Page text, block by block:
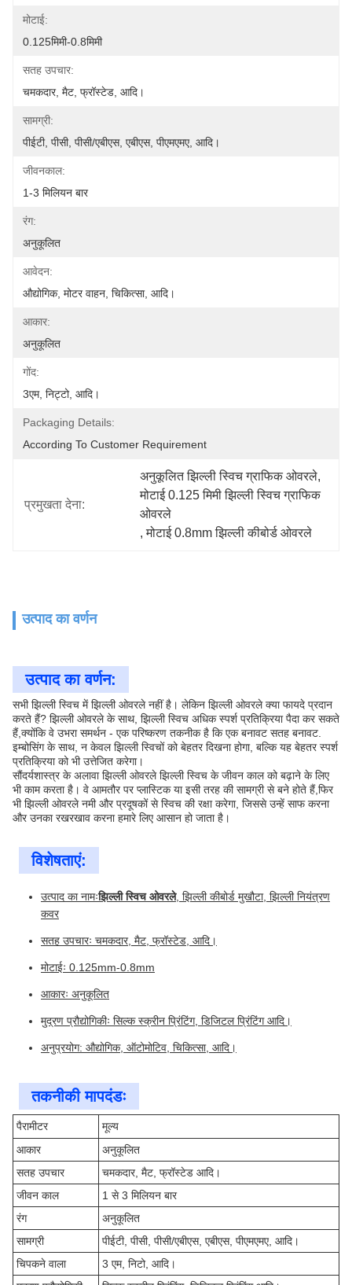
मोटाई:
0.125मिमी-0.8मिमी
सतह उपचार:
चमकदार, मैट, फ्रॉस्टेड, आदि।
सामग्री:
पीईटी, पीसी, पीसी/एबीएस, एबीएस, पीएमएमए, आदि।
जीवनकाल:
1-3 मिलियन बार
रंग:
अनुकूलित
आवेदन:
औद्योगिक, मोटर वाहन, चिकित्सा, आदि।
आकार:
अनुकूलित
गोंद:
3एम, निट्टो, आदि।
Packaging Details:
According To Customer Requirement
प्रमुखता देना:
अनुकूलित झिल्ली स्विच ग्राफिक ओवरले,
मोटाई 0.125 मिमी झिल्ली स्विच ग्राफिक
ओवरले
, मोटाई 0.8mm झिल्ली कीबोर्ड ओवरले
उत्पाद का वर्णन
उत्पाद का वर्णन:
सभी झिल्ली स्विच में झिल्ली ओवरले नहीं है। लेकिन झिल्ली ओवरले क्या फायदे प्रदान
करते हैं? झिल्ली ओवरले के साथ, झिल्ली स्विच अधिक स्पर्श प्रतिक्रिया पैदा कर सकते
हैं,क्योंकि वे उभरा समर्थन - एक परिष्करण तकनीक है कि एक बनावट सतह बनावट.
इम्बोसिंग के साथ, न केवल झिल्ली स्विचों को बेहतर दिखना होगा, बल्कि यह बेहतर स्पर्श
प्रतिक्रिया को भी उत्तेजित करेगा।
सौंदर्यशास्त्र के अलावा झिल्ली ओवरले झिल्ली स्विच के जीवन काल को बढ़ाने के लिए
भी काम करता है। वे आमतौर पर प्लास्टिक या इसी तरह की सामग्री से बने होते हैं,फिर
भी झिल्ली ओवरले नमी और प्रदूषकों से स्विच की रक्षा करेगा, जिससे उन्हें साफ करना
और उनका रखरखाव करना हमारे लिए आसान हो जाता है।
विशेषताएं:
उत्पाद का नामःझिल्ली स्विच ओवरले, झिल्ली कीबोर्ड मुखौटा, झिल्ली नियंत्रण
कवर
सतह उपचारः चमकदार, मैट, फ्रॉस्टेड, आदि।
मोटाईः 0.125mm-0.8mm
आकारः अनुकूलित
मुद्रण प्रौद्योगिकीः सिल्क स्क्रीन प्रिंटिंग, डिजिटल प्रिंटिंग आदि।
अनुप्रयोग: औद्योगिक, ऑटोमोटिव, चिकित्सा, आदि।
तकनीकी मापदंडः
पैरामीटर
मूल्य
आकार
अनुकूलित
सतह उपचार
चमकदार, मैट, फ्रॉस्टेड आदि।
जीवन काल
1 से 3 मिलियन बार
रंग
अनुकूलित
सामग्री
पीईटी, पीसी, पीसी/एबीएस, एबीएस, पीएमएमए, आदि।
चिपकने वाला
3 एम, निटो, आदि।